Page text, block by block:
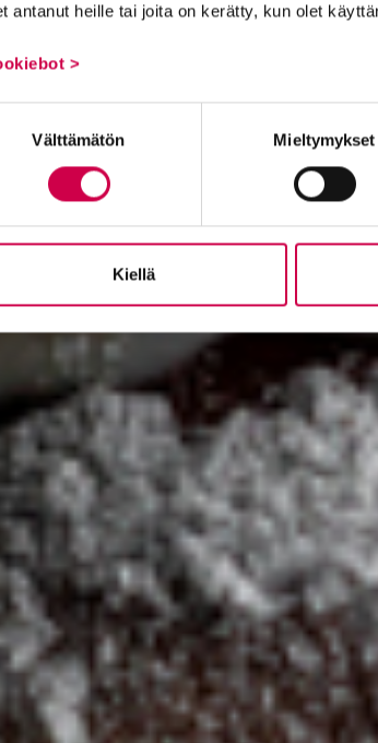
antanut heille tai joita on kerätty, kun olet
>
Välttämätön Mieltymykset
Kiellä